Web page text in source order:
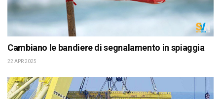
Cambiano le bandiere di segnalamento in spiaggia
22 APR 2025